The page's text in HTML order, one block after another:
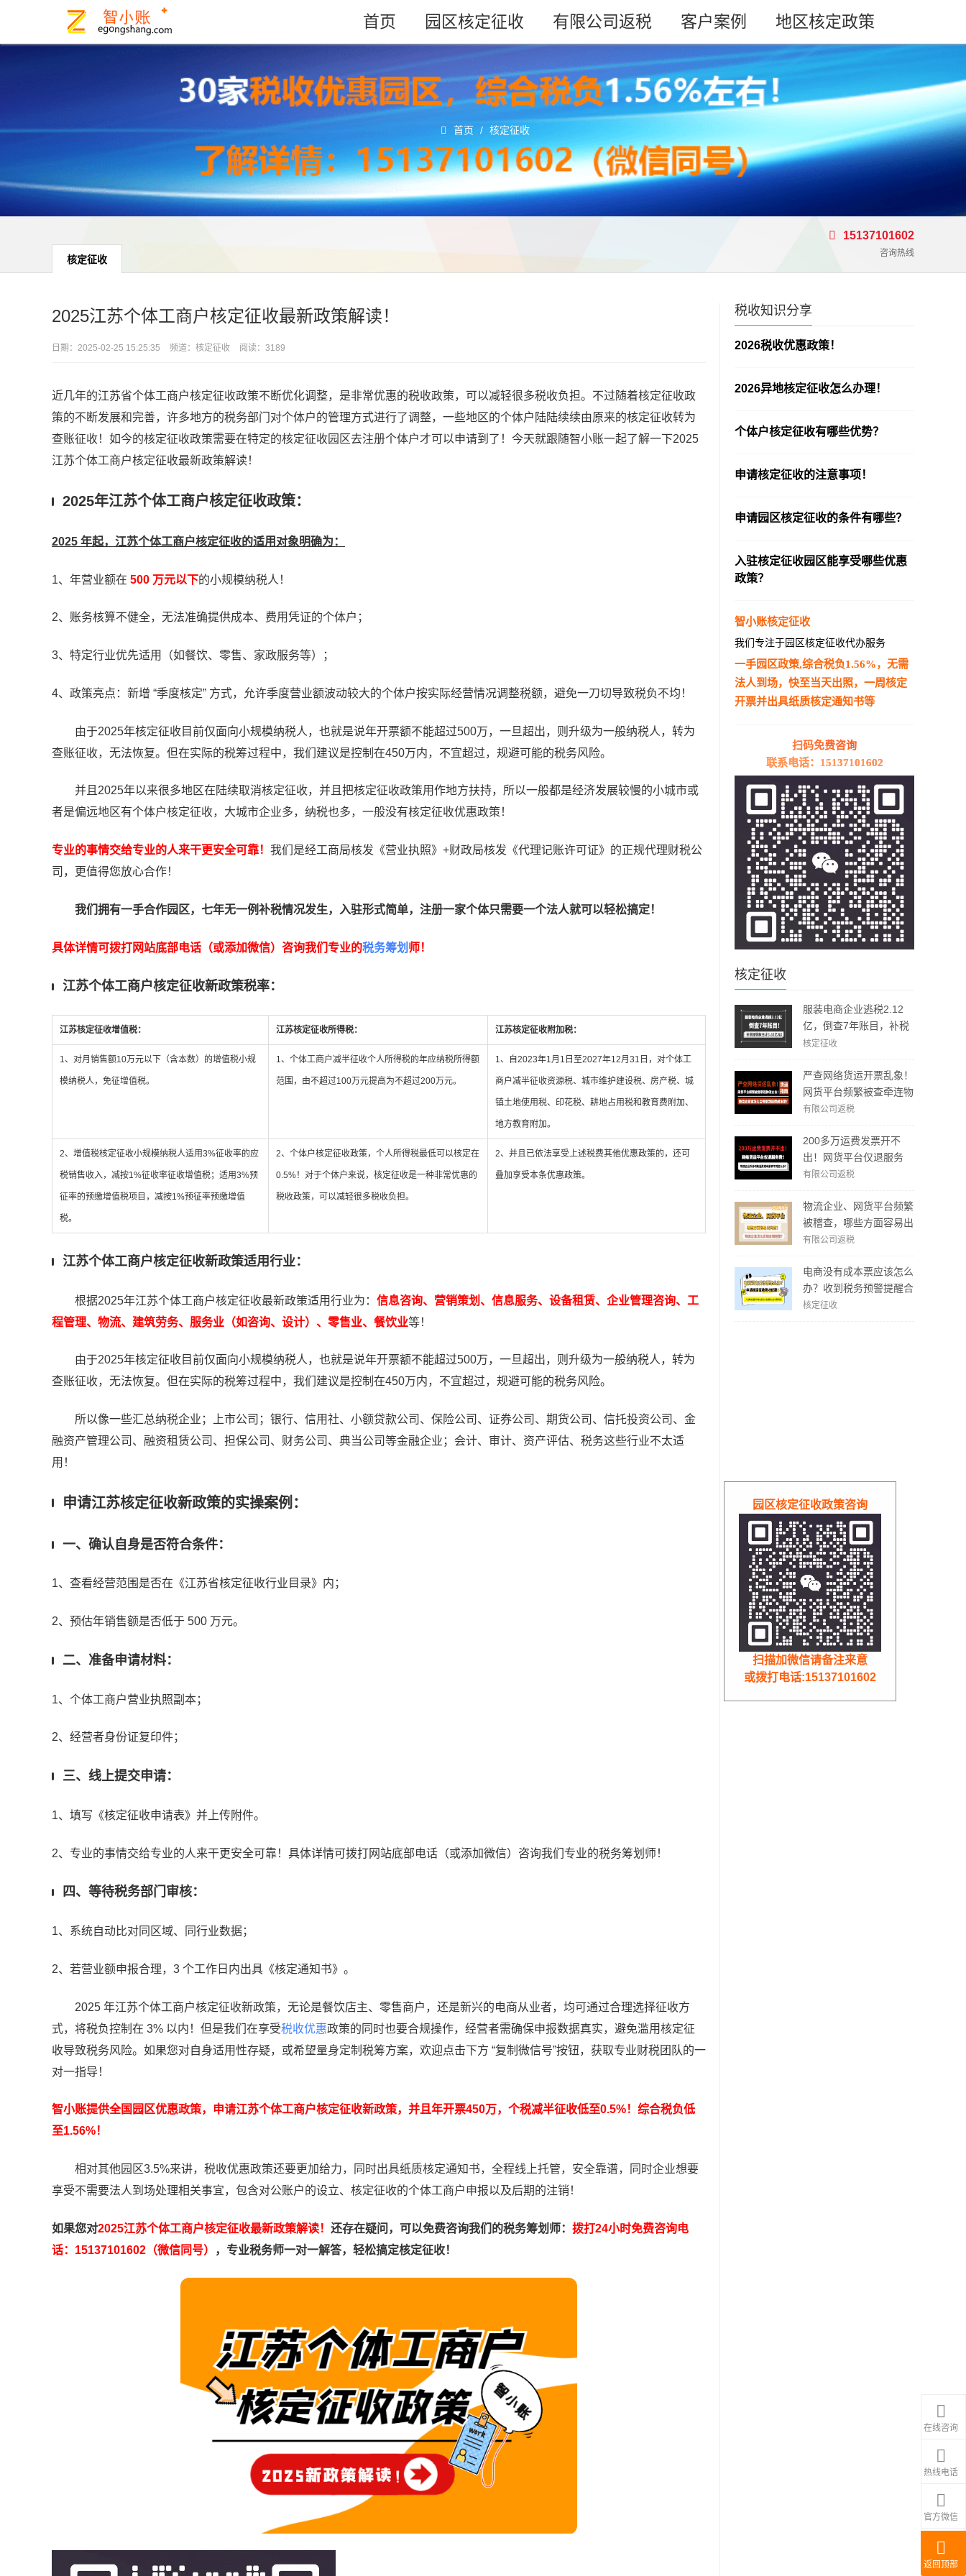
首页 园区核定征收 有限公司返税 客户案例 地区核定政策
首页 / 核定征收
核定征收
15137101602
咨询热线
税收知识分享
2026税收优惠政策！
2026异地核定征收怎么办理！
个体户核定征收有哪些优势？
申请核定征收的注意事项！
申请园区核定征收的条件有哪些？
入驻核定征收园区能享受哪些优惠
政策？
智小账核定征收
我们专注于园区核定征收代办服务
一手园区政策,综合税负1.56%，无需
法人到场，快至当天出照，一周核定
开票并出具纸质核定通知书等
扫码免费咨询
联系电话：15137101602
核定征收
服装电商企业逃税2.12
亿，倒查7年账目，补税
加罚款3.62亿元！
核定征收
严查网络货运开票乱象！
网货平台频繁被查牵连物
流企业！物流企业该怎么
有限公司返税
200多万运费发票开不
出！网货平台仅退服务
费，运费成本拿不到怎么
有限公司返税
物流企业、网货平台频繁
被稽查，哪些方面容易出
现问题？怎么实现合规经
有限公司返税
电商没有成本票应该怎么
办？收到税务预警提醒合
规解决方案！
核定征收
2025江苏个体工商户核定征收最新政策解读！
日期： 2025-02-25 15:25:35 频道： 核定征收 阅读：3189
近几年的江苏省个体工商户核定征收政策不断优化调整，是非常优惠的税收政策，可以减轻很多税收负担。不过随着核定征收政
策的不断发展和完善，许多地方的税务部门对个体户的管理方式进行了调整，一些地区的个体户陆陆续续由原来的核定征收转为
查账征收！如今的核定征收政策需要在特定的核定征收园区去注册个体户才可以申请到了！今天就跟随智小账一起了解一下2025
江苏个体工商户核定征收最新政策解读！
2025年江苏个体工商户核定征收政策：
2025 年起，江苏个体工商户核定征收的适用对象明确为：
1、年营业额在 500 万元以下的小规模纳税人！
2、账务核算不健全，无法准确提供成本、费用凭证的个体户；
3、特定行业优先适用（如餐饮、零售、家政服务等）；
4、政策亮点：新增 “季度核定” 方式，允许季度营业额波动较大的个体户按实际经营情况调整税额，避免一刀切导致税负不均！
由于2025年核定征收目前仅面向小规模纳税人，也就是说年开票额不能超过500万，一旦超出，则升级为一般纳税人，转为
查账征收，无法恢复。但在实际的税筹过程中，我们建议是控制在450万内，不宜超过，规避可能的税务风险。
并且2025年以来很多地区在陆续取消核定征收，并且把核定征收政策用作地方扶持，所以一般都是经济发展较慢的小城市或
者是偏远地区有个体户核定征收，大城市企业多，纳税也多，一般没有核定征收优惠政策！
专业的事情交给专业的人来干更安全可靠！ 我们是经工商局核发《营业执照》+财政局核发《代理记账许可证》的正规代理财税公
司，更值得您放心合作！
我们拥有一手合作园区，七年无一例补税情况发生，入驻形式简单，注册一家个体只需要一个法人就可以轻松搞定！
具体详情可拨打网站底部电话（或添加微信）咨询我们专业的税务筹划 师！
江苏个体工商户核定征收新政策税率：
江苏核定征收增值税： 江苏核定征收所得税： 江苏核定征收附加税：
1、对月销售额10万元以下（含本数）的增值税小规
模纳税人，免征增值税。
1、个体工商户减半征收个人所得税的年应纳税所得额
范围，由不超过100万元提高为不超过200万元。
1、自2023年1月1日至2027年12月31日，对个体工
商户减半征收资源税、城市维护建设税、房产税、城
镇土地使用税、印花税、耕地占用税和教育费附加、
地方教育附加。
2、增值税核定征收小规模纳税人适用3%征收率的应
税销售收入，减按1%征收率征收增值税；适用3%预
征率的预缴增值税项目，减按1%预征率预缴增值
税。
2、个体户核定征收政策，个人所得税最低可以核定在
0.5%！对于个体户来说，核定征收是一种非常优惠的
税收政策，可以减轻很多税收负担。
2、并且已依法享受上述税费其他优惠政策的，还可
叠加享受本条优惠政策。
江苏个体工商户核定征收新政策适用行业：
根据2025年江苏个体工商户核定征收最新政策适用行业为： 信息咨询、营销策划、信息服务、设备租赁、企业管理咨询、工
程管理、物流、建筑劳务、服务业（如咨询、设计）、零售业、餐饮业等！
由于2025年核定征收目前仅面向小规模纳税人，也就是说年开票额不能超过500万，一旦超出，则升级为一般纳税人，转为
查账征收，无法恢复。但在实际的税筹过程中，我们建议是控制在450万内，不宜超过，规避可能的税务风险。
所以像一些汇总纳税企业；上市公司；银行、信用社、小额贷款公司、保险公司、证券公司、期货公司、信托投资公司、金
融资产管理公司、融资租赁公司、担保公司、财务公司、典当公司等金融企业；会计、审计、资产评估、税务这些行业不太适
用！
申请江苏核定征收新政策的实操案例：
一、确认自身是否符合条件：
1、查看经营范围是否在《江苏省核定征收行业目录》内；
2、预估年销售额是否低于 500 万元。
二、准备申请材料：
1、个体工商户营业执照副本；
2、经营者身份证复印件；
三、线上提交申请：
1、填写《核定征收申请表》并上传附件。
2、专业的事情交给专业的人来干更安全可靠！具体详情可拨打网站底部电话（或添加微信）咨询我们专业的税务筹划师！
四、等待税务部门审核：
1、系统自动比对同区域、同行业数据；
2、若营业额申报合理，3 个工作日内出具《核定通知书》。
2025 年江苏个体工商户核定征收新政策，无论是餐饮店主、零售商户，还是新兴的电商从业者，均可通过合理选择征收方
式，将税负控制在 3% 以内！但是我们在享受税收优惠政策的同时也要合规操作，经营者需确保申报数据真实，避免滥用核定征
收导致税务风险。如果您对自身适用性存疑，或希望量身定制税筹方案，欢迎点击下方 “复制微信号”按钮，获取专业财税团队的一
对一指导！
智小账提供全国园区优惠政策，申请江苏个体工商户核定征收新政策，并且年开票450万，个税减半征收低至0.5%！综合税负低
至1.56%！
相对其他园区3.5%来讲，税收优惠政策还要更加给力，同时出具纸质核定通知书，全程线上托管，安全靠谱，同时企业想要
享受不需要法人到场处理相关事宜，包含对公账户的设立、核定征收的个体工商户申报以及后期的注销！
如果您对2025江苏个体工商户核定征收最新政策解读！ 还存在疑问，可以免费咨询我们的税务筹划师： 拨打24小时免费咨询电
话：15137101602（微信同号）
，专业税务师一对一解答，轻松搞定核定征收！
在线咨询
热线电话
官方微信
返回顶部
园区核定征收政策咨询
扫描加微信请备注来意
或拨打电话:15137101602